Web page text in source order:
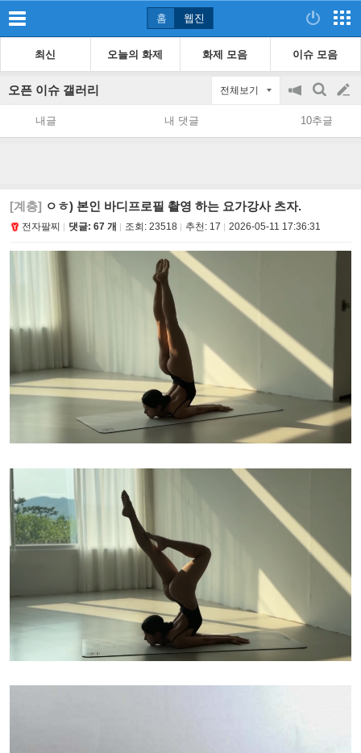
홈 웹진
최신 오늘의 화제 화제 모음 이슈 모음
오픈 이슈 갤러리 전체보기
공
지
on/off
검
색
글
쓰
내글 내 댓글 10추글
[계층] ㅇㅎ) 본인 바디프로필 촬영 하는 요가강사 츠자.
전자팔찌 댓글: 67 개 조회: 23518 추천: 17 2026-05-11 17:36:31